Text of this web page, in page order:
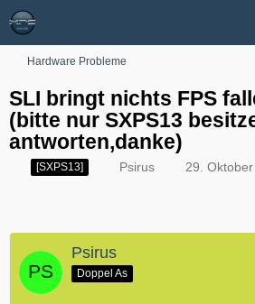
Hardware Probleme
SLI bringt nichts FPS
(bitte nur SXPS13
antworten,danke)
[SXPS13] Psirus 29.
Psirus
Doppel As